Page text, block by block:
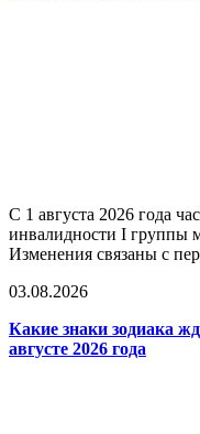
С 1 августа 2026 года
инвалидности I группы
Изменения связаны с
03.08.2026
Какие знаки зодиака
августе 2026 года